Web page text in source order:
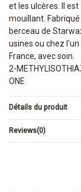
et les ulcères. ll
mouillant.
berceau de
usines ou chez
France, avec soin.
2-
ONE
Détails du produit
Reviews(0)